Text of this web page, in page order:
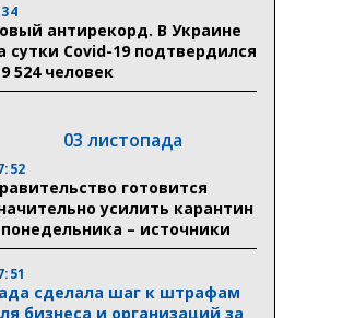
антирекорд. В Украине
сутки Covid-19 подтвердился
524 человек
03 листопада
готовится
усилить карантин
понедельника – источники
сделала шаг к штрафам
бизнеса и организаций за